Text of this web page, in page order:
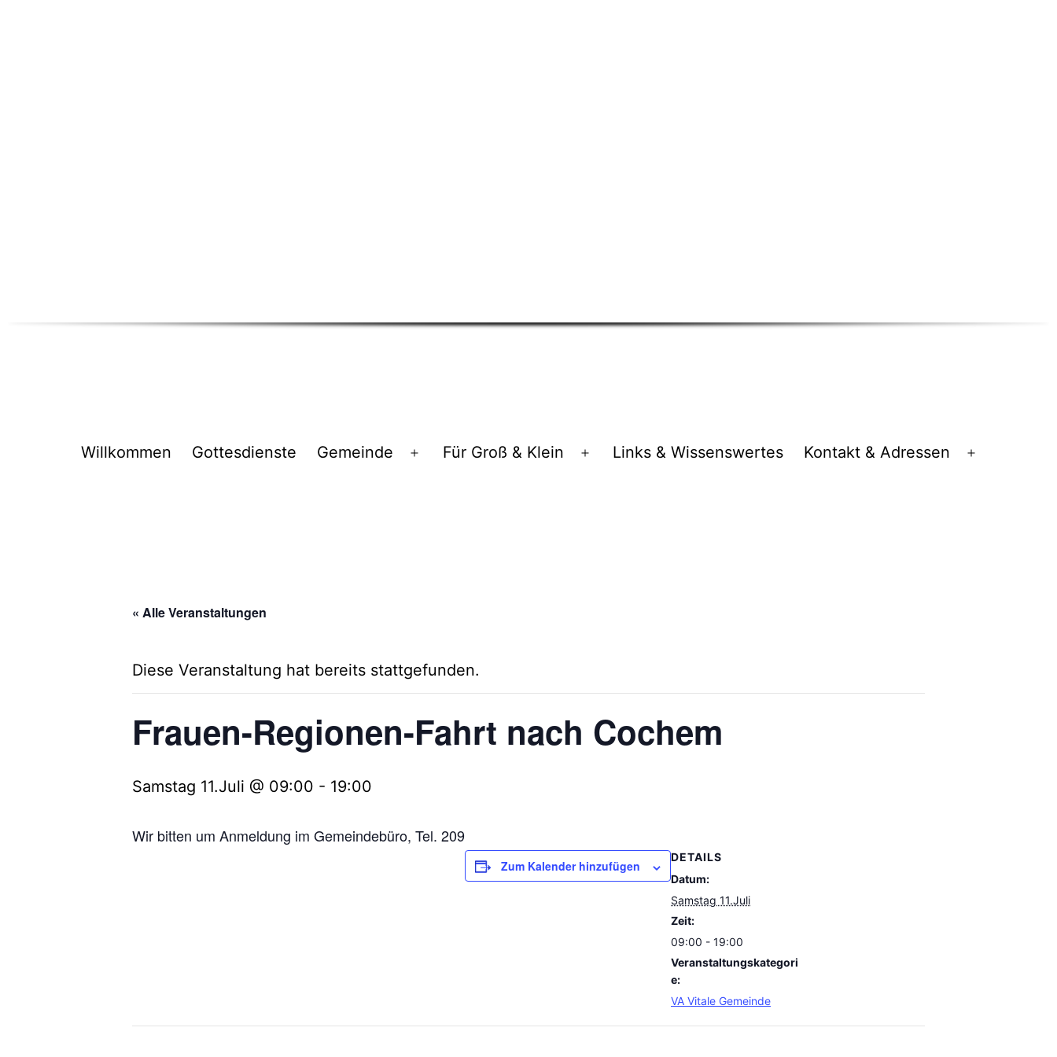
Willkommen Gottesdienste Gemeinde
Menü
Für Groß & Klein
Menü
Links & Wissenswertes Kontakt & Adressen
« Alle Veranstaltungen
Diese Veranstaltung hat bereits stattgefunden.
Frauen-Regionen-Fahrt nach Cochem
Samstag 11.Juli @ 09:00 - 19:00
Wir bitten um Anmeldung im Gemeindebüro, Tel. 209
Zum Kalender hinzufügen
DETAILS
Datum:
Samstag 11.Juli
Zeit:
09:00 - 19:00
Veranstaltungskategori
e:
VA Vitale Gemeinde